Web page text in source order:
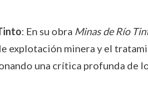
: En su obra Minas de Río
explotación minera y el
una crítica profunda de